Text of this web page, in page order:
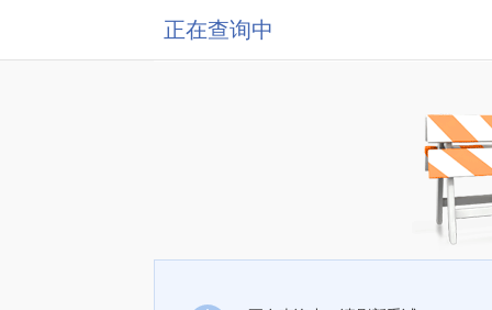
正在查询中